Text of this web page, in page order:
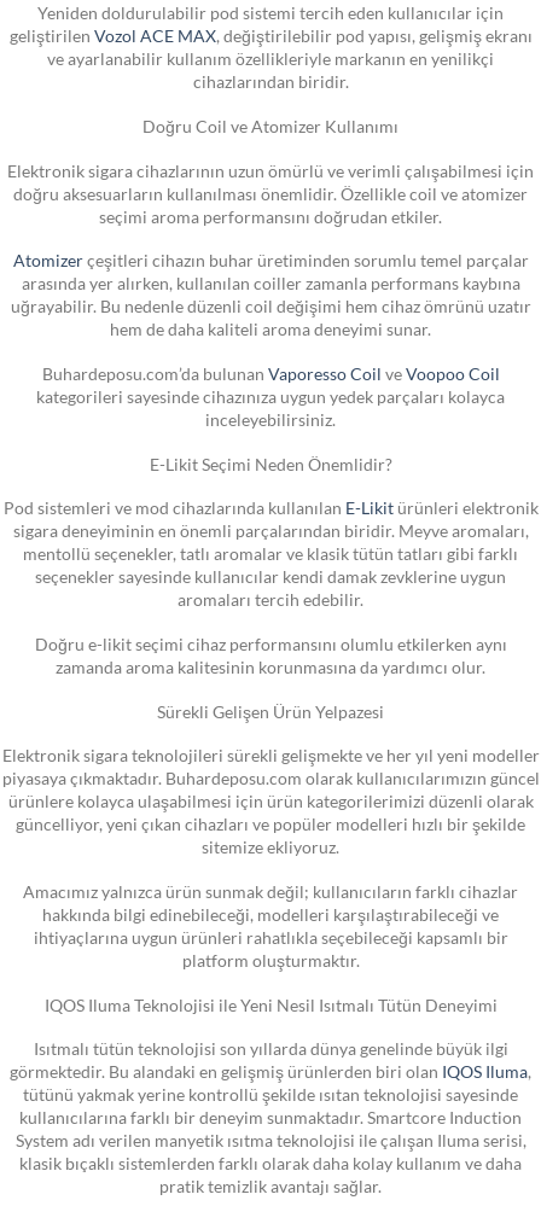
Yeniden doldurulabilir pod sistemi tercih eden kullanıcılar için
geliştirilen Vozol ACE MAX, değiştirilebilir pod yapısı, gelişmiş ekranı
ve ayarlanabilir kullanım özellikleriyle markanın en yenilikçi
cihazlarından biridir.
Doğru Coil ve Atomizer Kullanımı
Elektronik sigara cihazlarının uzun ömürlü ve verimli çalışabilmesi için
doğru aksesuarların kullanılması önemlidir. Özellikle coil ve atomizer
seçimi aroma performansını doğrudan etkiler.
Atomizerçeşitleri cihazın buhar üretiminden sorumlu temel parçalar
arasında yer alırken, kullanılan coiller zamanla performans kaybına
uğrayabilir. Bu nedenle düzenli coil değişimi hem cihaz ömrünü uzatır
hem de daha kaliteli aroma deneyimi sunar.
Buhardeposu.com’da bulunan Vaporesso Coil veVoopoo Coil
kategorileri sayesinde cihazınıza uygun yedek parçaları kolayca
inceleyebilirsiniz.
E-Likit Seçimi Neden Önemlidir?
Pod sistemleri ve mod cihazlarında kullanılan E-Likitürünleri elektronik
sigara deneyiminin en önemli parçalarından biridir. Meyve aromaları,
mentollü seçenekler, tatlı aromalar ve klasik tütün tatları gibi farklı
seçenekler sayesinde kullanıcılar kendi damak zevklerine uygun
aromaları tercih edebilir.
Doğru e-likit seçimi cihaz performansını olumlu etkilerken aynı
zamanda aroma kalitesinin korunmasına da yardımcı olur.
Sürekli Gelişen Ürün Yelpazesi
Elektronik sigara teknolojileri sürekli gelişmekte ve her yıl yeni modeller
piyasaya çıkmaktadır. Buhardeposu.com olarak kullanıcılarımızın güncel
ürünlere kolayca ulaşabilmesi için ürün kategorilerimizi düzenli olarak
güncelliyor, yeni çıkan cihazları ve popüler modelleri hızlı bir şekilde
sitemize ekliyoruz.
Amacımız yalnızca ürün sunmak değil; kullanıcıların farklı cihazlar
hakkında bilgi edinebileceği, modelleri karşılaştırabileceği ve
ihtiyaçlarına uygun ürünleri rahatlıkla seçebileceği kapsamlı bir
platform oluşturmaktır.
IQOS Iluma Teknolojisi ile Yeni Nesil Isıtmalı Tütün Deneyimi
Isıtmalı tütün teknolojisi son yıllarda dünya genelinde büyük ilgi
görmektedir. Bu alandaki en gelişmiş ürünlerden biri olan IQOS Iluma,
tütünü yakmak yerine kontrollü şekilde ısıtan teknolojisi sayesinde
kullanıcılarına farklı bir deneyim sunmaktadır. Smartcore Induction
System adı verilen manyetik ısıtma teknolojisi ile çalışan Iluma serisi,
klasik bıçaklı sistemlerden farklı olarak daha kolay kullanım ve daha
pratik temizlik avantajı sağlar.